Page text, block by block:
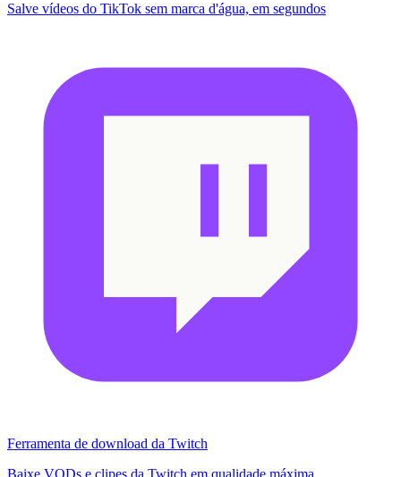
Salve vídeos do TikTok sem marca d'água, em segundos
Ferramenta de download da Twitch
Baixe VODs e clipes da Twitch em qualidade máxima